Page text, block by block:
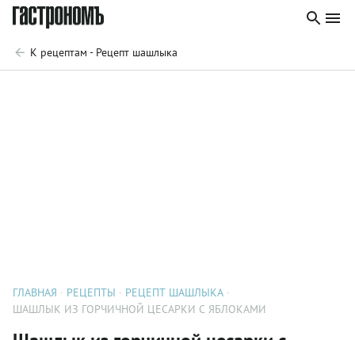
К рецептам - Рецепт шашлыка
ГЛАВНАЯ РЕЦЕПТЫ
РЕЦЕПТ ШАШЛЫКА
ШАШЛЫК ИЗ ГОРЧИЧНОЙ ЦЕСАРКИ С ЯБЛОКАМИ